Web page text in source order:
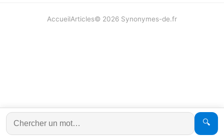
🔍
AccueilArticles© 2026 Synonymes-de.fr